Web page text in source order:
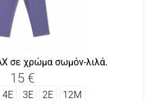
σε χρώμα σωμόν-λιλά.
15 €
4Ε 3Ε 2Ε 12Μ